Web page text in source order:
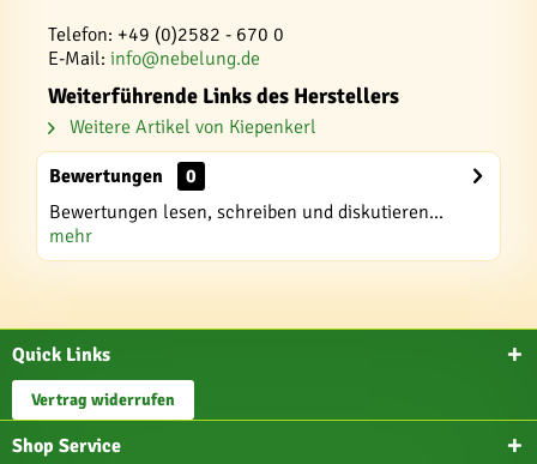
Telefon: +49 (0)2582 - 670 0
E-Mail: info@nebelung.de
Weiterführende Links des Herstellers
Weitere Artikel von Kiepenkerl
Bewertungen
0
Bewertungen lesen, schreiben und diskutieren...
mehr
Quick Links
Vertrag widerrufen
Shop Service